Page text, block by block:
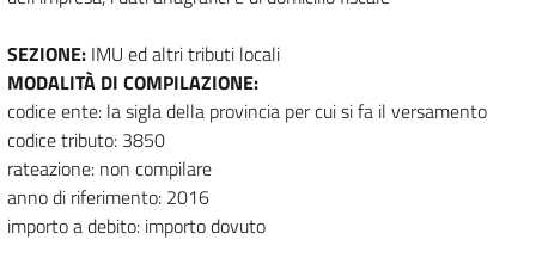
SEZIONE: IMU ed altri tributi locali
MODALITÀ DI COMPILAZIONE:
codice ente: la sigla della provincia per cui si fa il versamento
codice tributo: 3850
rateazione: non compilare
anno di riferimento: 2016
importo a debito: importo dovuto